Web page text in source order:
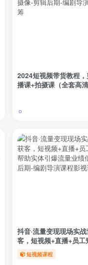
2024短视频带货教程
播课+拍摄课（全套高清
抖音·流量变现现场实
客，短视频+直播+员
助实体引爆流量业绩倍增
短视频课程